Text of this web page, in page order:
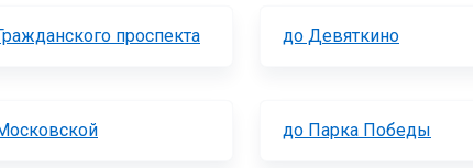
проспекта до Девяткино
до Парка Победы